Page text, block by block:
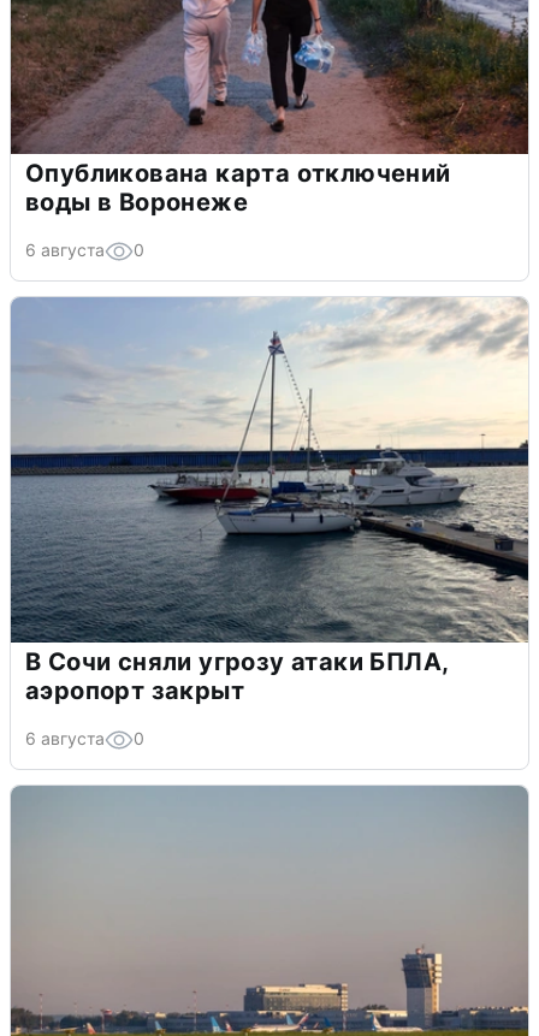
Опубликована карта отключений
воды в Воронеже
6 августа 0
В Сочи сняли угрозу атаки БПЛА,
аэропорт закрыт
6 августа 0